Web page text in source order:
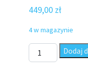
449,00 zł
4 w magazynie
ilość Wentylator
Dodaj